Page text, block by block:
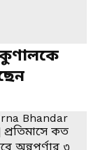
কুণালকে